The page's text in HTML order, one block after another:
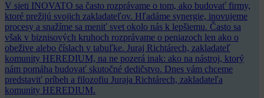
V sieti INOVATO sa často rozprávame o tom, ako budovať firmy,
ktoré prežijú svojich zakladateľov. Hľadáme synergie, inovujeme
procesy a snažíme sa meniť svet okolo nás k lepšiemu. Často sa
však v biznisových kruhoch rozprávame o peniazoch len ako o
obežive alebo číslach v tabuľke. Juraj Richtárech, zakladateľ
komunity HEREDIUM, na ne pozerá inak: ako na nástroj, ktorý
nám pomáha budovať skutočné dedičstvo. Dnes vám chceme
predstaviť príbeh a filozofiu Juraja Richtárech, zakladateľa
komunity HEREDIUM.